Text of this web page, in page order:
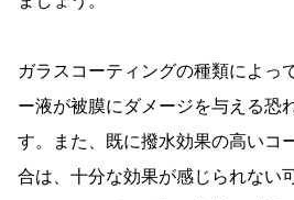
ガラスコーティングの種類によっ
ー液が被膜にダメージを与える恐
す。また、既に撥水効果の高いコ
合は、十分な効果が感じられない